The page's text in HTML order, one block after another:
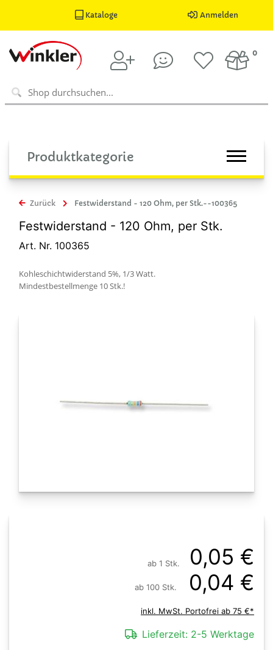
Kataloge Anmelden
0
Produktkategorie
Zurück Festwiderstand - 120 Ohm, per Stk.--100365
Festwiderstand - 120 Ohm, per Stk.
Art. Nr. 100365
Kohleschichtwiderstand 5%, 1/3 Watt.
Mindestbestellmenge 10 Stk.!
ab 1 Stk. 0,05 €
ab 100 Stk. 0,04 €
inkl. MwSt. Portofrei ab 75 €*
Lieferzeit: 2-5 Werktage